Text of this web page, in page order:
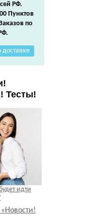
РФ.
Пунктов
по
доставке
Тесты!
идти